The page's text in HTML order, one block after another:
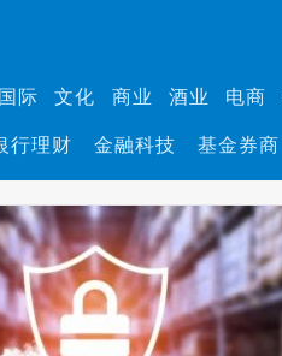
国际 文化 商业 酒业 电商
行理财 金融科技 基金券商